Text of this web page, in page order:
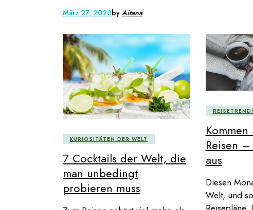
März 27, 2020by Aitana
KURIOSITÄTEN DER WELT
7 Cocktails der Welt, die
man unbedingt
probieren muss
Reisen
aus
Diesen
Welt, und